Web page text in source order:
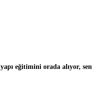
eğitimini orada alıyor, sen